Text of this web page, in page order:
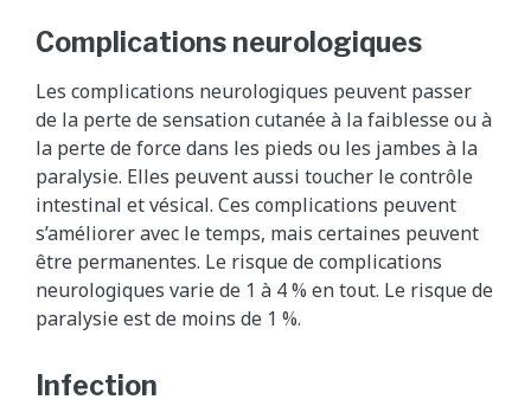
Complications neurologiques
Les complications neurologiques peuvent passer
de la perte de sensation cutanée à la faiblesse ou à
la perte de force dans les pieds ou les jambes à la
paralysie. Elles peuvent aussi toucher le contrôle
intestinal et vésical. Ces complications peuvent
s’améliorer avec le temps, mais certaines peuvent
être permanentes. Le risque de complications
neurologiques varie de 1 à 4 % en tout. Le risque de
paralysie est de moins de 1 %.
Infection